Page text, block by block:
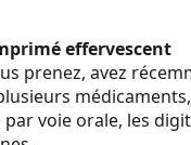
effervescent
prenez, avez
plusieurs
voie orale, les